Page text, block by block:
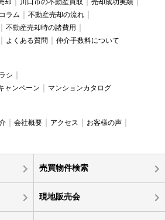
却
川口市の不動産買取
売却成功実績
ラム
不動産売却の流れ
不動産売却時の諸費用
よくある質問 仲介手数料について
シ
ャンペーン
マンションカタログ
会社概要 アクセス
お客様の声
売買物件検索
現地販売会